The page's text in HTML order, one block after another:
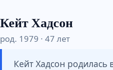
Кейт Хадсон
род. 1979 · 47 лет
Кейт Хадсон родилась